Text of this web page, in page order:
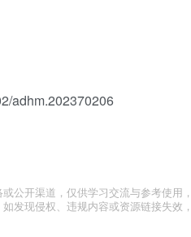
adhm.202370206
公开渠道，仅供学习交流与参考使用
发现侵权、违规内容或资源链接失